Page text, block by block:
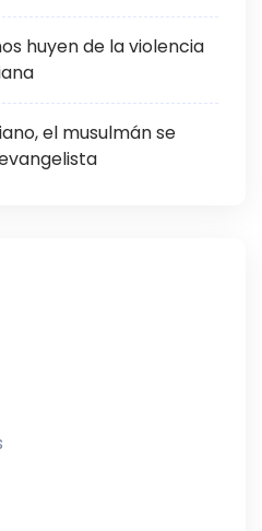
huyen de la violencia
el musulmán se